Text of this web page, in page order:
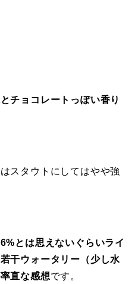
チョコレートっぽい香り
スタウトにしてはやや強
6%とは思えないぐらいライ
干ウォータリー（少し水
直な感想です。